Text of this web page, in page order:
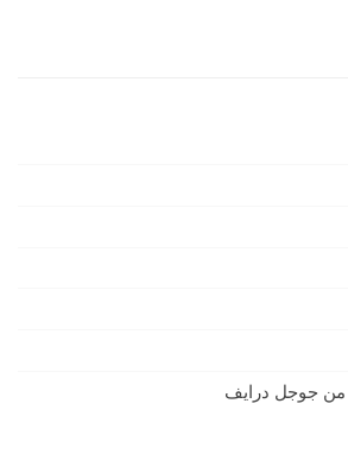
من جوجل درايف